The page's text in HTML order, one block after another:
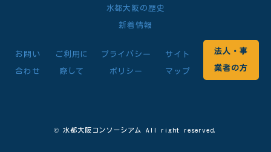
水都大阪の歴史
新着情報
お問い
合わせ
ご利用に
際して
プライバシー
ポリシー
サイト
マップ
法人・事
業者の方
© 水都大阪コンソーシアム All right reserved.